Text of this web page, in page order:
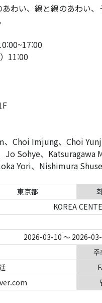
わい、線と線のあわい
11:00
Choi Imjung、Choi
Sohye、Katsuragawa
Yori、Nishimura
東京都
KOREA
2026-03-10 ～ 2026-
주